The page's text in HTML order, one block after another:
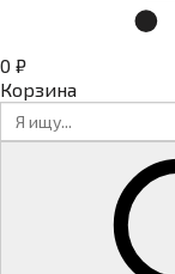
0 ₽
Корзина